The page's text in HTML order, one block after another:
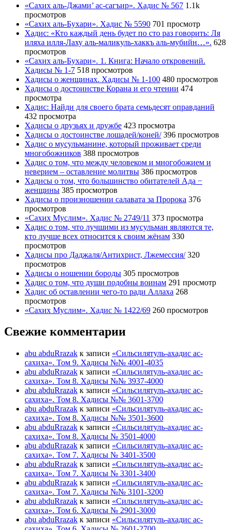
«Сахих аль-Джами’ ас-сагъир». Хадис № 567 1.1k
просмотров
«Сахих аль-Бухари». Хадис № 5590 701 просмотр
Хадис: «Кто каждый день будет по сто раз говорить: Ля
иляха илля-Лаху аль-маликуль-хаккъ аль-мубийн…». 628
просмотров
«Сахих аль-Бухари». 1. Книга: Начало откровений.
Хадисы № 1-7 518 просмотров
Хадисы о женщинах. Хадисы № 1-100 480 просмотров
Хадисы о достоинстве Корана и его чтении 474
просмотра
Хадис: Найди для своего брата семьдесят оправданий
432 просмотра
Хадисы о друзьях и дружбе 423 просмотра
Хадисы о достоинстве лошадей/коней/ 396 просмотров
Хадис о мусульманине, который проживает среди
многобожников 388 просмотров
Хадис о том, что между человеком и многобожием и
неверием – оставление молитвы 386 просмотров
Хадисы о том, что большинство обитателей Ада −
женщины 385 просмотров
Хадисы о произношении салавата за Пророка 376
просмотров
«Сахих Муслим». Хадис № 2749/11 373 просмотра
Хадис о том, что лучшими из мусульман являются те,
кто лучше всех относится к своим жёнам 330
просмотров
Хадисы про Даджаля/Антихрист, Лжемессия/ 320
просмотров
Хадисы о ношении бороды 305 просмотров
Хадис о том, что души подобны воинам 291 просмотр
Хадис об оставлении чего-то ради Аллаха 268
просмотров
«Сахих Муслим». Хадис № 1422/69 260 просмотров
Свежие комментарии
abu abduRrazak к записи «Сильсилятуль-ахадис ас-
сахиха». Том 9. Хадисы №№ 4001-4035
abu abduRrazak к записи «Сильсилятуль-ахадис ас-
сахиха». Том 8. Хадисы №№ 3937-4000
abu abduRrazak к записи «Сильсилятуль-ахадис ас-
сахиха». Том 8. Хадисы №№ 3601-3700
abu abduRrazak к записи «Сильсилятуль-ахадис ас-
сахиха». Том 8. Хадисы №№ 3501-3600
abu abduRrazak к записи «Сильсилятуль-ахадис ас-
сахиха». Том 8. Хадисы № 3501-4000
abu abduRrazak к записи «Сильсилятуль-ахадис ас-
сахиха». Том 7. Хадисы № 3401-3500
abu abduRrazak к записи «Сильсилятуль-ахадис ас-
сахиха». Том 7. Хадисы № 3301-3400
abu abduRrazak к записи «Сильсилятуль-ахадис ас-
сахиха». Том 7. Хадисы №№ 3101-3200
abu abduRrazak к записи «Сильсилятуль-ахадис ас-
сахиха». Том 6. Хадисы № 2901-3000
abu abduRrazak к записи «Сильсилятуль-ахадис ас-